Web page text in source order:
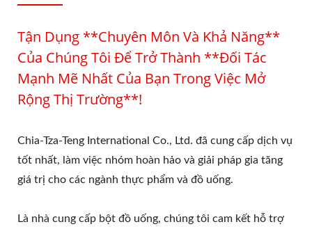
Tận Dụng **chuyên Môn Và Khả Năng**
Của Chúng Tôi Để Trở Thành **đối Tác
Mạnh Mẽ Nhất Của Bạn Trong Việc Mở
Rộng Thị Trường**!
Chia-Tza-Teng International Co., Ltd. đã cung cấp dịch vụ
tốt nhất, làm việc nhóm hoàn hảo và giải pháp gia tăng
giá trị cho các ngành thực phẩm và đồ uống.
Là nhà cung cấp bột đồ uống, chúng tôi cam kết hỗ trợ